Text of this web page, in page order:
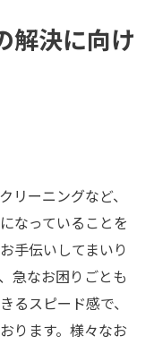
解決に向け
リーニングなど、
なっていることを
手伝いしてまいり
急なお困りごとも
るスピード感で、
ります。様々なお